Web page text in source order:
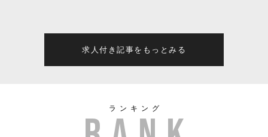
求人付き記事をもっとみる
ランキング